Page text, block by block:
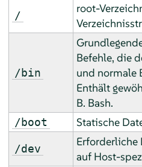
/
root-
/bin
Befehle, die
und normale
Enthält
B. Bash.
/boot Statische
/dev
Erforderliche
auf Host-